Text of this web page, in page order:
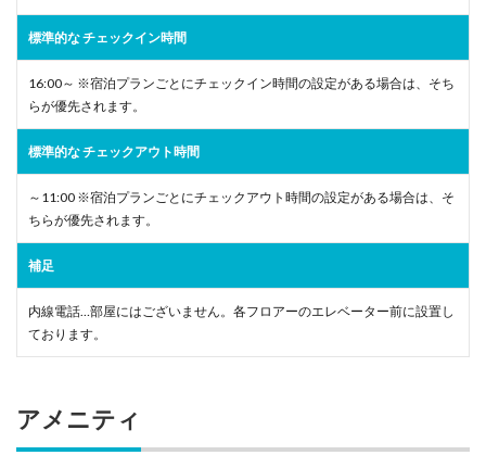
標準的な チェックイン時間
16:00～ ※宿泊プランごとにチェックイン時間の設定がある場合は、そち
らが優先されます。
標準的な チェックアウト時間
～11:00 ※宿泊プランごとにチェックアウト時間の設定がある場合は、そ
ちらが優先されます。
補足
内線電話…部屋にはございません。各フロアーのエレベーター前に設置し
ております。
アメニティ